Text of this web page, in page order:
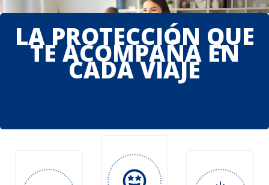
LA PROTECCIÓN QUE
TE ACOMPAÑA EN
CADA VIAJE